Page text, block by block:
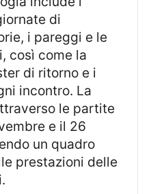
di
i pareggi e le
così come la
di ritorno e i
incontro. La
le partite
e il 26
un quadro
prestazioni delle